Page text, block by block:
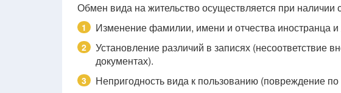
Обмен вида на жительство осуществляется при
1 Изменение фамилии, имени и отчества иностранца
2
Установление различий в записях (несоответствие
документах).
3 Непригодность вида к пользованию (повреждение